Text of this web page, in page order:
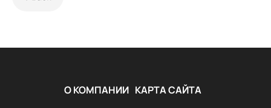
О КОМПАНИИ КАРТА САЙТА